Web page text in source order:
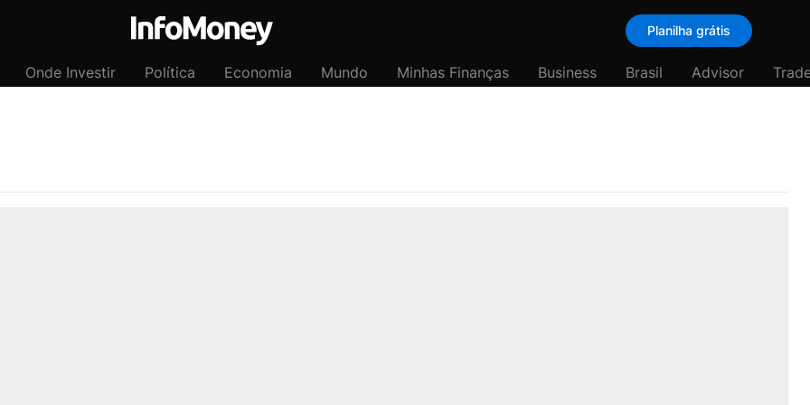
Planilha grátis
Onde Investir Política Economia Mundo Minhas Finanças Business Brasil Advisor